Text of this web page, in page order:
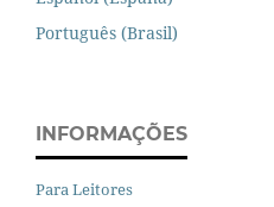
Português (Brasil)
INFORMAÇÕES
Para Leitores